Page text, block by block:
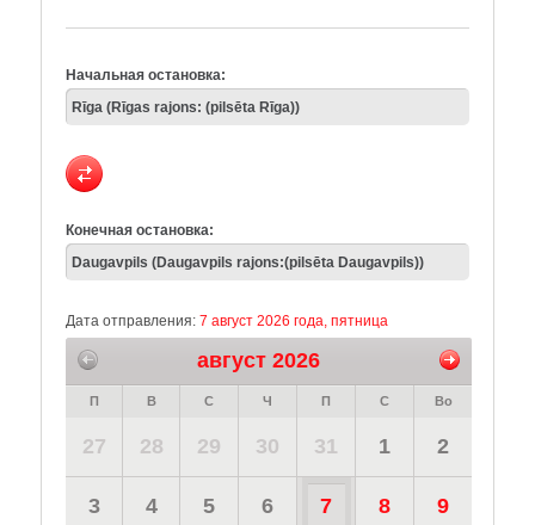
Начальная остановка:
Конечная остановка:
Дата отправления: 7 август 2026 года, пятница
август 2026
П В С Ч П С Во
27 28 29 30 31 1 2
3 4 5 6 7 8 9